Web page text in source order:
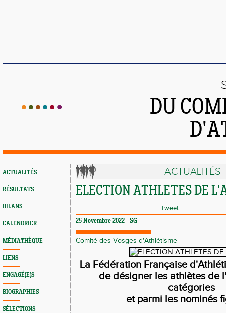
DU
ACTUALITÉS
RÉSULTATS
BILANS
CALENDRIER
MÉDIATHÈQUE
LIENS
ENGAGÉ(E)S
BIOGRAPHIES
SÉLECTIONS
ACTUALITÉS
ELECTION ATHLETES DE
Tweet
25 Novembre 2022 - SG
Comité des Vosges d'Athlétisme
La Fédération Française
de désigner les athlètes de
catégories
et parmi les nominés